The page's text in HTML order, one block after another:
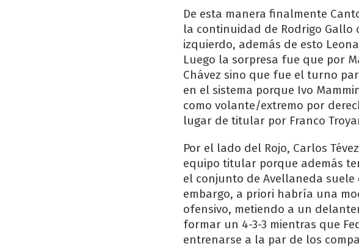
De esta manera finalmente
la continuidad de Rodrigo
izquierdo, además de esto
Luego la sorpresa fue que por
Chávez sino que fue el turno
en el sistema porque Ivo
como volante/extremo por
lugar de titular por Franco
Por el lado del Rojo, Carlos
equipo titular porque además
el conjunto de Avellaneda
embargo, a priori habría una
ofensivo, metiendo a un
formar un 4-3-3 mientras que
entrenarse a la par de los